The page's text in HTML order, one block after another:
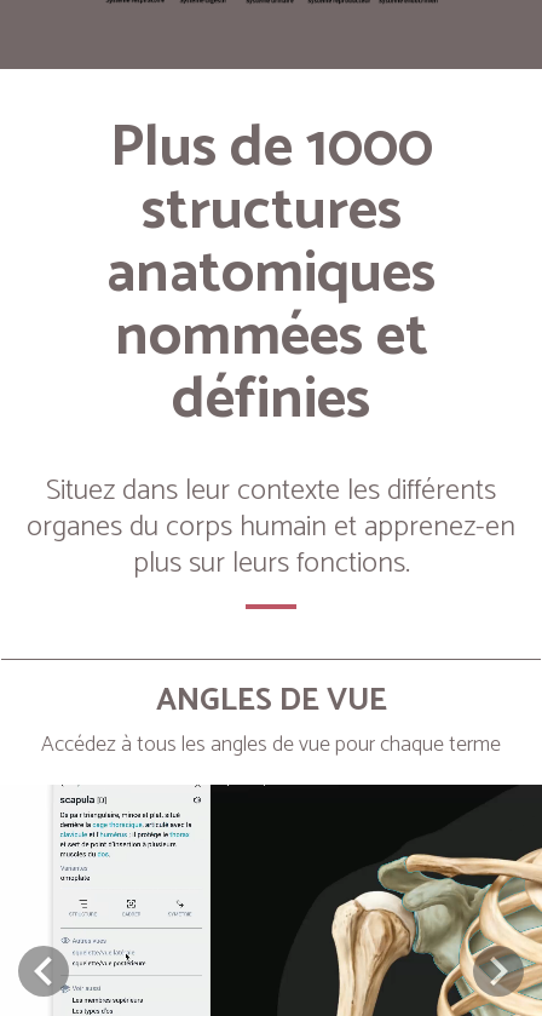
Plus de 1000
structures
anatomiques
nommées et
définies
Situez dans leur contexte les différents
organes du corps humain et apprenez-en
plus sur leurs fonctions.
ANGLES DE VUE
Accédez à tous les angles de vue pour chaque terme